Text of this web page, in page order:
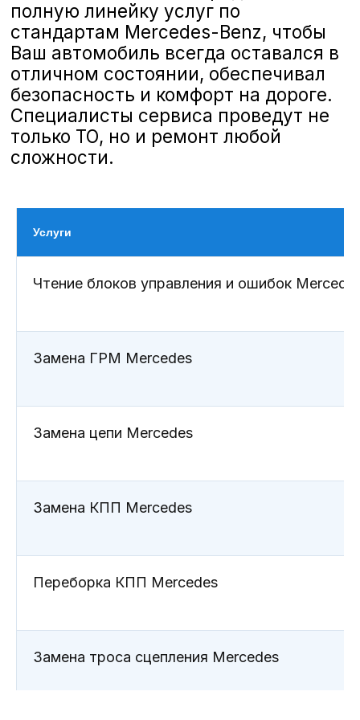
Услуги
Чтение блоков управления и ошибок
Замена ГРМ Mercedes
Замена цепи Mercedes
Замена КПП Mercedes
Переборка КПП Mercedes
Замена троса сцепления Mercedes
Ваш автомобиль всегда оставался в
отличном состоянии, обеспечивал
безопасность и комфорт на дороге.
Специалисты сервиса проведут не
только ТО, но и ремонт любой
сложности.